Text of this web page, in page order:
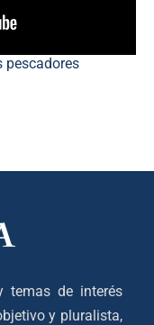
pescadores
temas de interés
y pluralista,